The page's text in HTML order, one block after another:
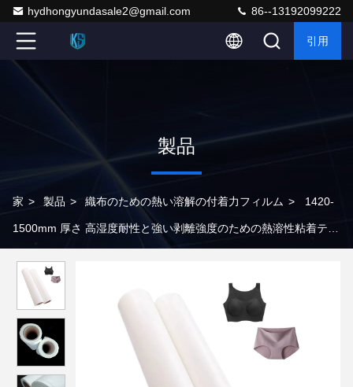
hydhongyundasale2@gmail.com 86--13192099222
引用
製品
家 > 製品 > 織布のための熱い溶解の付着力フィルム > 1420-
1500mm 厚さ 高湿度耐性と強い剥離強度のための熱溶性粘着テー